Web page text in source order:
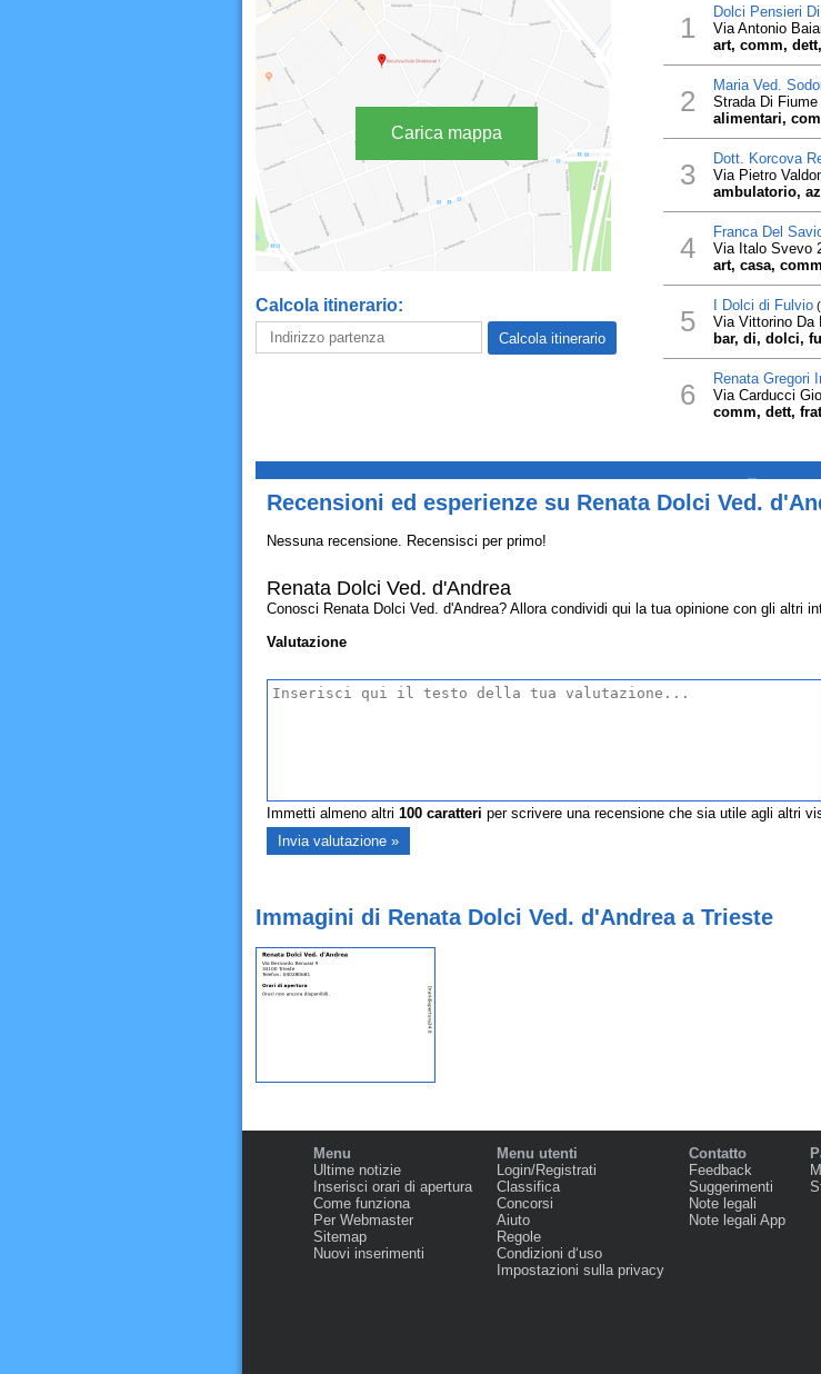
Carica mappa
Calcola itinerario:
1 Dolci Pensieri
Via Antonio
art, comm,
2 Maria Ved.
Strada Di
alimentari,
3 Dott. Korcova
Via Pietro
ambulatorio,
4 Franca Del
Via Italo Svevo
art, casa,
5 I Dolci di Fulvio(
Via Vittorino Da
bar, di, dolci,
6 Renata Gregori
Via Carducci
comm, dett,
Recensioni ed esperienze su Renata Dolci Ved.
Nessuna recensione. Recensisci per primo!
Renata Dolci Ved. d'Andrea
Conosci Renata Dolci Ved. d'Andrea? Allora condividi qui la tua opinione con gli altri
Valutazione
Immetti almeno altri 100caratteri per scrivere una recensione che sia utile agli altri
Immagini di Renata Dolci Ved. d'Andrea a Trieste
Menu
Ultime notizie
Inserisci orari di apertura
Come funziona
Per Webmaster
Sitemap
Nuovi inserimenti
Menu utenti
Login/Registrati
Classifica
Concorsi
Aiuto
Regole
Condizioni d‘uso
Impostazioni sulla privacy
Contatto
Feedback
Suggerimenti
Note legali
Note legali App